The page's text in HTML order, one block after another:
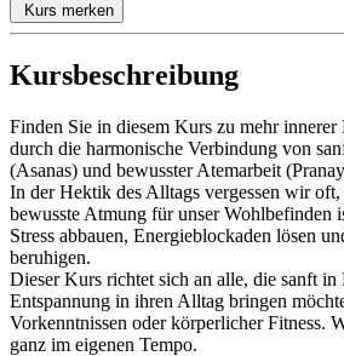
Kurs merken
Kursbeschreibung
Finden Sie in diesem Kurs zu mehr innerer
durch die harmonische Verbindung von
(Asanas) und bewusster Atemarbeit
In der Hektik des Alltags vergessen wir
bewusste Atmung für unser Wohlbefinden
Stress abbauen, Energieblockaden lösen
beruhigen.
Dieser Kurs richtet sich an alle, die sanft
Entspannung in ihren Alltag bringen
Vorkenntnissen oder körperlicher Fitness.
ganz im eigenen Tempo.